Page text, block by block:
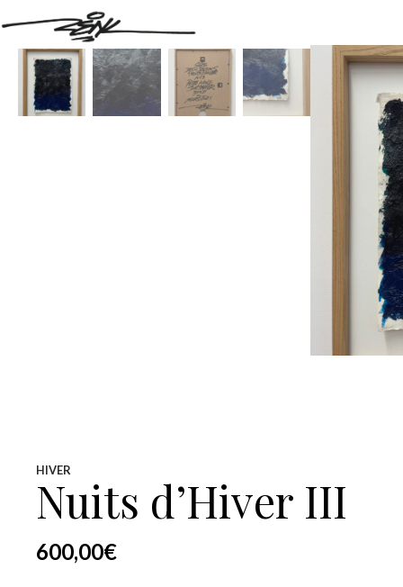
HIVER
Nuits d’Hiver III
600,00€